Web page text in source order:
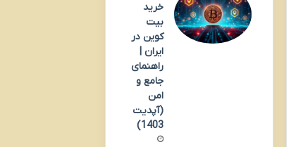
خرید
بیت
کوین در
ایران |
راهنمای
جامع و
امن
(آپدیت
1403)